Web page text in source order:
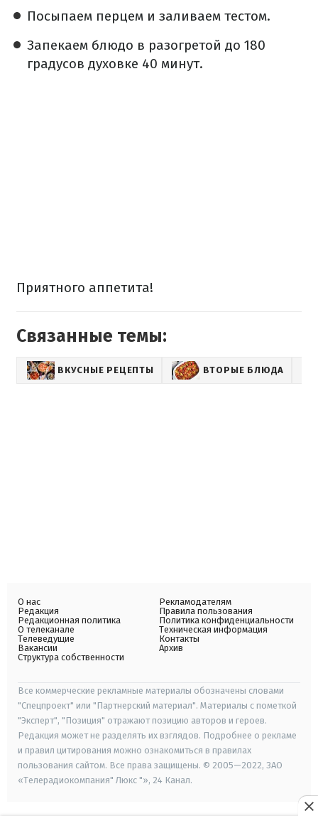
Посыпаем перцем и заливаем тестом.
Запекаем блюдо в разогретой до 180
градусов духовке 40 минут.
Приятного аппетита!
Связанные темы:
ВКУСНЫЕ РЕЦЕПТЫ ВТОРЫЕ БЛЮДА
О нас
Редакция
Редакционная политика
О телеканале
Телеведущие
Вакансии
Структура собственности
Рекламодателям
Правила пользования
Политика конфиденциальности
Техническая информация
Контакты
Архив
Все коммерческие рекламные материалы обозначены словами
"Спецпроект" или "Партнерский материал". Материалы с пометкой
"Эксперт", "Позиция" отражают позицию авторов и героев.
Редакция может не разделять их взглядов. Подробнее о рекламе
и правил цитирования можно ознакомиться в правилах
пользования сайтом. Все права защищены. © 2005—2022, ЗАО
«Телерадиокомпания" Люкс "», 24 Канал.